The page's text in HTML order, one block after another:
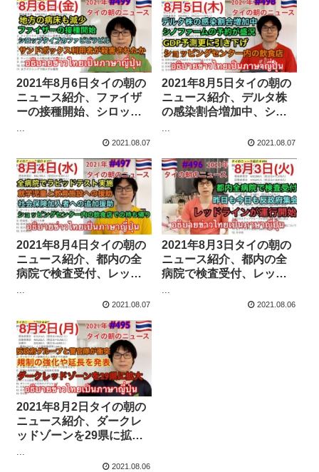
のスイス人情報募集に懸
賞金など
のスイス人情報募集に懸
賞金など
2021年8月6日タイの朝の
ニュース紹介、ファイザ
ーの接種開始、シロップ
ル、サンドボックスの利
方も病床減少、など
...
2021.08.07
2021年8月5日タイの朝の
ニュース紹介、デルタ株
の感染割合増加中、ショ
食店、シノファームの予
に引き下げ、など
...
2021.08.07
2021年8月4日タイの朝の
ニュース紹介、都内の全
病院で検査受付、レッド
も今日も反政府集会、な
...
2021.08.07
2021年8月3日タイの朝の
ニュース紹介、都内の全
病院で検査受付、レッド
も今日も反政府集会、な
...
2021.08.06
2021年8月2日タイの朝の
ニュース紹介、ダークレ
ッドゾーンを29県に拡大
や延長を発表、反政府グ
...
2021.08.06